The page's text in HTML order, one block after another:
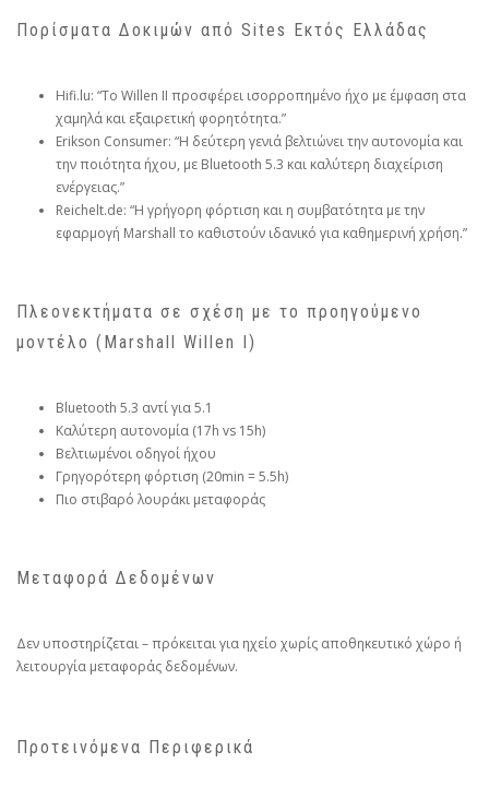
Πορίσματα Δοκιμών από Sites Εκτός Ελλάδας
Hifi.lu: “Το Willen II προσφέρει ισορροπημένο ήχο με έμφαση στα
χαμηλά και εξαιρετική φορητότητα.”
Erikson Consumer: “Η δεύτερη γενιά βελτιώνει την αυτονομία και
την ποιότητα ήχου, με Bluetooth 5.3 και καλύτερη διαχείριση
ενέργειας.”
Reichelt.de: “Η γρήγορη φόρτιση και η συμβατότητα με την
εφαρμογή Marshall το καθιστούν ιδανικό για καθημερινή χρήση.”
Πλεονεκτήματα σε σχέση με το προηγούμενο
μοντέλο (Marshall Willen I)
Bluetooth 5.3 αντί για 5.1
Καλύτερη αυτονομία (17h vs 15h)
Βελτιωμένοι οδηγοί ήχου
Γρηγορότερη φόρτιση (20min = 5.5h)
Πιο στιβαρό λουράκι μεταφοράς
Μεταφορά Δεδομένων
Δεν υποστηρίζεται – πρόκειται για ηχείο χωρίς αποθηκευτικό χώρο ή
λειτουργία μεταφοράς δεδομένων.
Προτεινόμενα Περιφερικά